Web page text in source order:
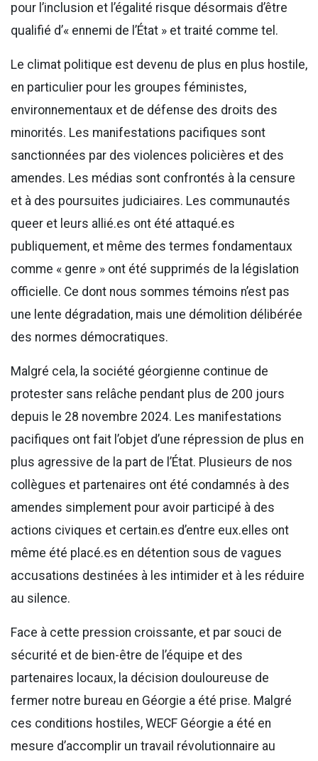
pour l’inclusion et l’égalité risque désormais d’être
qualifié d’« ennemi de l’État » et traité comme tel.
Le climat politique est devenu de plus en plus hostile,
en particulier pour les groupes féministes,
environnementaux et de défense des droits des
minorités. Les manifestations pacifiques sont
sanctionnées par des violences policières et des
amendes. Les médias sont confrontés à la censure
et à des poursuites judiciaires. Les communautés
queer et leurs allié.es ont été attaqué.es
publiquement, et même des termes fondamentaux
comme « genre » ont été supprimés de la législation
officielle. Ce dont nous sommes témoins n’est pas
une lente dégradation, mais une démolition délibérée
des normes démocratiques.
Malgré cela, la société géorgienne continue de
protester sans relâche pendant plus de 200 jours
depuis le 28 novembre 2024. Les manifestations
pacifiques ont fait l’objet d’une répression de plus en
plus agressive de la part de l’État. Plusieurs de nos
collègues et partenaires ont été condamnés à des
amendes simplement pour avoir participé à des
actions civiques et certain.es d’entre eux.elles ont
même été placé.es en détention sous de vagues
accusations destinées à les intimider et à les réduire
au silence.
Face à cette pression croissante, et par souci de
sécurité et de bien-être de l’équipe et des
partenaires locaux, la décision douloureuse de
fermer notre bureau en Géorgie a été prise. Malgré
ces conditions hostiles, WECF Géorgie a été en
mesure d’accomplir un travail révolutionnaire au